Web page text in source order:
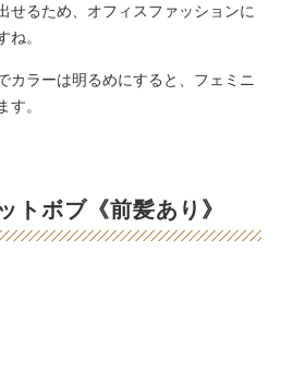
せるため、オフィスファッションに
ね。
カラーは明るめにすると、フェミニ
す。
トボブ《前髪あり》